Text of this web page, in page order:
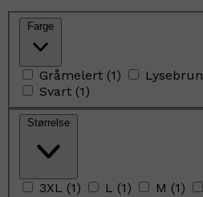
Farge
Gråmelert (1) Lysebrun
Svart (1)
Størrelse
3XL (1) L (1) M (1)